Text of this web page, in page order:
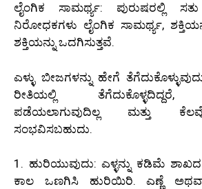
ಲೈಂಗಿಕ ಸಾಮರ್ಥ್ಯ: ಪುರುಷರಲ್ಲಿ
ನಿರೋಧಕಗಳು ಲೈಂಗಿಕ ಸಾಮರ್ಥ್ಯ,
ಶಕ್ತಿಯನ್ನು ಒದಗಿಸುತ್ತವೆ.
ಎಳ್ಳು ಬೀಜಗಳನ್ನು ಹೇಗೆ
ರೀತಿಯಲ್ಲಿ ತೆಗೆದುಕೊಳ್ಳದಿದ್ದರೆ,
ಪಡೆಯಲಾಗುವುದಿಲ್ಲ ಮತ್ತು
ಸಂಭವಿಸಬಹುದು.
1. ಹುರಿಯುವುದು: ಎಳ್ಳನ್ನು ಕಡಿಮೆ
ಕಾಲ ಒಣಗಿಸಿ ಹುರಿಯಿರಿ. ಎಣ್ಣೆ ಅಥವಾ